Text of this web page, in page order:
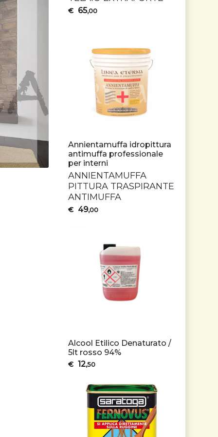
€ 65,00
Annientamuffa idropittura
antimuffa professionale
per interni
ANNIENTAMUFFA
PITTURA TRASPIRANTE
ANTIMUFFA
€ 49,00
Alcool Etilico Denaturato /
5lt rosso 94%
€ 12,50